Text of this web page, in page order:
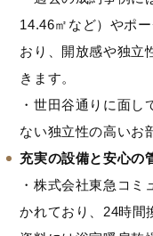
14.46㎡など）やポ
おり、開放感や独立
きます。
・世田谷通りに面し
ない独立性の高いお
充実の設備と安心の
・株式会社東急コ
かれており、24時